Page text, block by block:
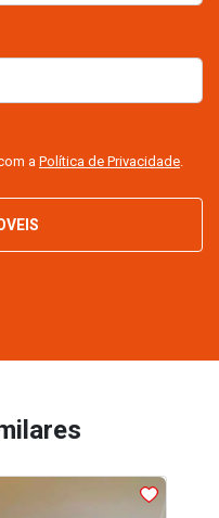
a Política de Privacidade.